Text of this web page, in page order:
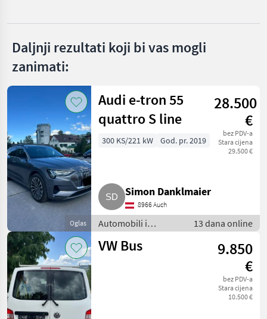
Nissan
sve
MARKETPLACE
Marketplace
Ponude
trgovaca
Mali
Daljnji rezultati koji bi vas mogli
zanimati:
Oglas
Audi e-tron 55
quattro S line
28.500
€
bez PDV-a
Stara cijena
29.500 €
300 KS/221 kW God. pr. 2019
Simon Danklmaier
8966 Auch
Automobili i
motocikli / Terenci-
Offroaderi
13 dana online
VW Bus
9.850
€
bez PDV-a
Stara cijena
10.500 €